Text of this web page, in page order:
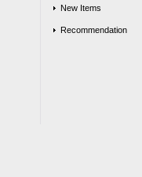
New Items
Recommendation